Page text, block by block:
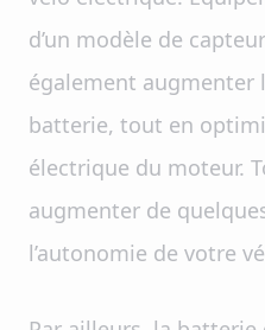
d’un modèle de
également augmenter
batterie, tout en
électrique du moteur.
augmenter de
l’autonomie de votre